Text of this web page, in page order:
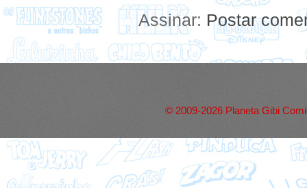
Assinar: Postar
© 2009-2026 Planeta Gibi